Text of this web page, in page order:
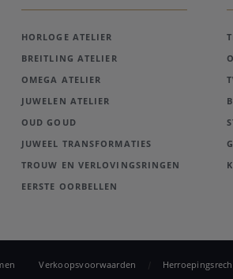
HORLOGE ATELIER
BREITLING ATELIER
OMEGA ATELIER
JUWELEN ATELIER
OUD GOUD
JUWEEL TRANSFORMATIES
TROUW EN VERLOVINGSRINGEN
EERSTE OORBELLEN
Verkoopsvoorwaarden